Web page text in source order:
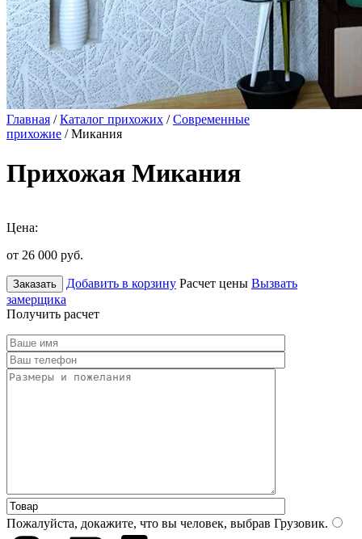
Главная /Каталог прихожих /Современные
прихожие / Микания
Прихожая Микания
Цена:
от 26 000 руб.
Заказать Добавить в корзину Расчет цены Вызвать
замерщика
Получить расчет
Пожалуйста, докажите, что вы человек, выбрав Грузовик.